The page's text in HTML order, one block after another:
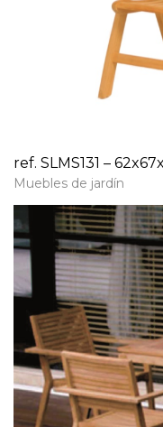
ref. SLMS131 –
Muebles de jardín